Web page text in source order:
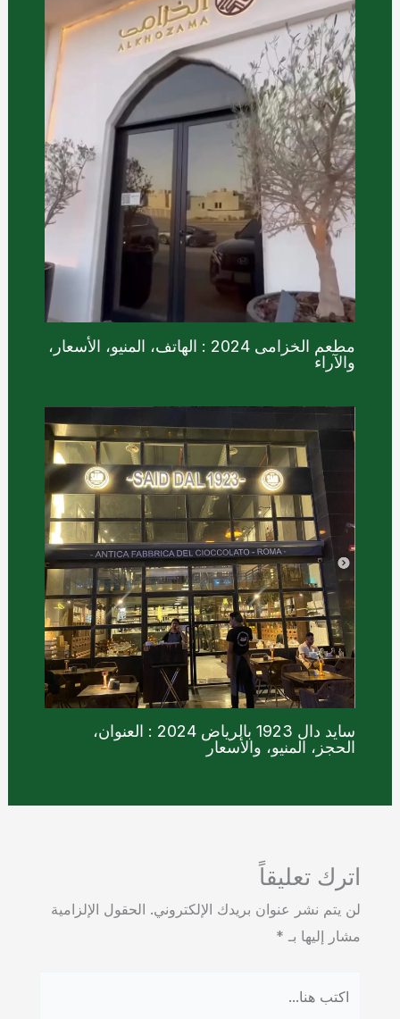
مطعم الخزامى 2024 : الهاتف، المنيو، الأسعار،
والآراء
سايد دال 1923 بالرياض 2024 : العنوان،
الحجز، المنيو، والأسعار
اترك تعليقاً
لن يتم نشر عنوان بريدك الإلكتروني. الحقول الإلزامية
مشار إليها بـ *